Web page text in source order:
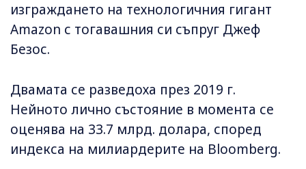
изграждането на технологичния гигант
Amazon с тогавашния си съпруг Джеф
Безос.
Двамата се разведоха през 2019 г.
Нейното лично състояние в момента се
оценява на 33.7 млрд. долара, според
индекса на милиардерите на Bloomberg.